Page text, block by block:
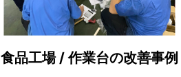
食品工場 / 作業台の改善事例